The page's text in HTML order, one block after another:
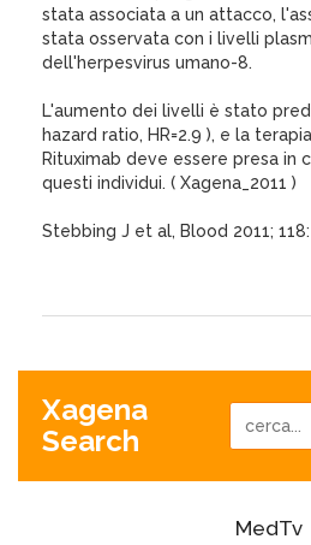
stata associata a un attacco,
stata osservata con i livelli
dell'herpesvirus umano-8.
L'aumento dei livelli è stato
hazard ratio, HR=2.9 ), e la
Rituximab deve essere presa in
questi individui. ( Xagena_2011 )
Stebbing J et al, Blood 2011; 118:
Xagena
Search
MedTv